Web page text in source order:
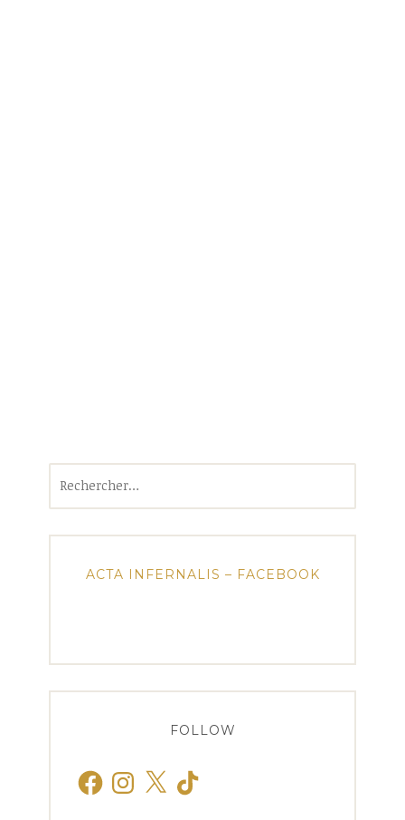
ACTA INFERNALIS – FACEBOOK
FOLLOW
FacebookInstagram
X TikTok